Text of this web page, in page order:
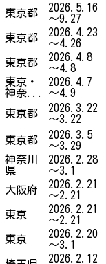
東京都
2026.5.16
～9.27
東京都
2026.4.23
～4.26
東京都
2026.4.8
～4.8
東京・
神奈...
2026.4.7
～4.9
東京都
2026.3.22
～3.22
東京都
2026.3.5
～3.29
神奈川
県
2026.2.28
～3.1
大阪府
2026.2.21
～2.21
東京
2026.2.21
～2.21
東京
2026.2.20
～3.1
2026.2.12